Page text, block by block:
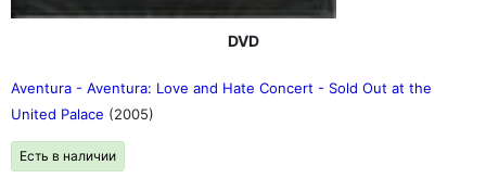
DVD
Aventura - Aventura: Love and Hate Concert - Sold Out at the
United Palace (2005)
Есть в наличии